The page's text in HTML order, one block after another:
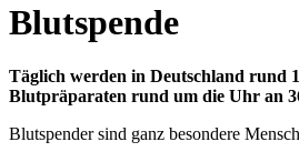
Blutspende
Täglich werden in Deutschland rund
Blutpräparaten rund um die Uhr an
Blutspender sind ganz besondere